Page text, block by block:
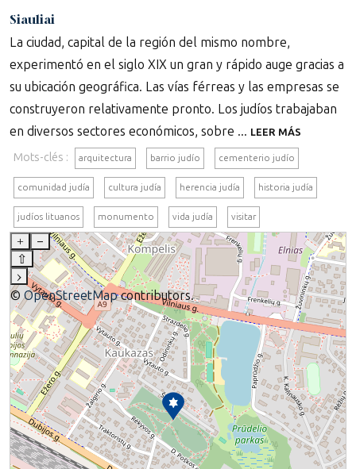
Siauliai
La ciudad, capital de la región del mismo nombre,
experimentó en el siglo XIX un gran y rápido auge gracias a
su ubicación geográfica. Las vías férreas y las empresas se
construyeron relativamente pronto. Los judíos trabajaban
en diversos sectores económicos, sobre ... LEER MÁS
Mots-clés : arquitectura barrio judío cementerio judío
comunidad judía cultura judía herencia judía historia judía
judíos lituanos monumento vida judía visitar
+
–
⇧
›
©OpenStreetMapcontributors.